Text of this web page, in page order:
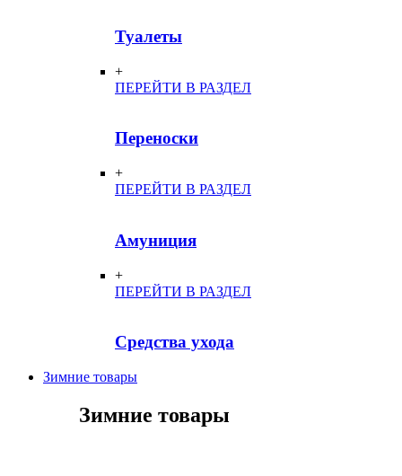
Туалеты
+
ПЕРЕЙТИ В РАЗДЕЛ
Переноски
+
ПЕРЕЙТИ В РАЗДЕЛ
Амуниция
+
ПЕРЕЙТИ В РАЗДЕЛ
Средства ухода
Зимние товары
Зимние товары